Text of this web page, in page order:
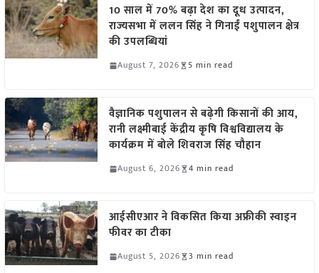
10 साल में 70% बढ़ा देश का दूध उत्पादन,
राज्यसभा में ललन सिंह ने गिनाईं पशुपालन क्षेत्र
की उपलब्धियां
August 7, 2026 5 min read
वैज्ञानिक पशुपालन से बढ़ेगी किसानों की आय,
रानी लक्ष्मीबाई केंद्रीय कृषि विश्वविद्यालय के
कार्यक्रम में बोले शिवराज सिंह चौहान
August 6, 2026 4 min read
आईसीएआर ने विकसित किया अफ्रीकी स्वाइन
फीवर का टीका
August 5, 2026 3 min read